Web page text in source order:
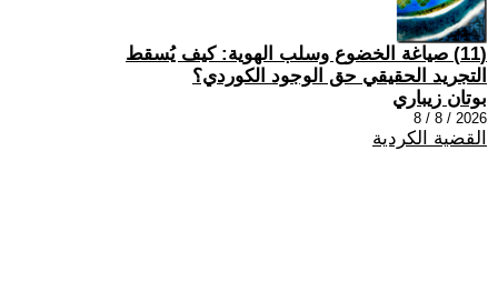
(11) صياغة الخضوع وسلب الهوية: كيف يُسقط
التجريد الحقيقي حق الوجود الكوردي؟
بوتان زيباري
2026 / 8 / 8
القضية الكردية